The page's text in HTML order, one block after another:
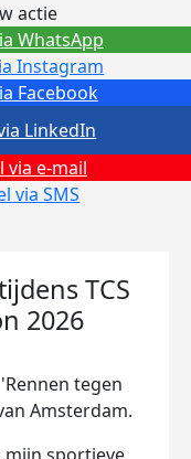
actie
Facebook
Instagram
via e-mail
via SMS
LinkedIn
WhatsApp
TCS
2026
tegen
Amsterdam.